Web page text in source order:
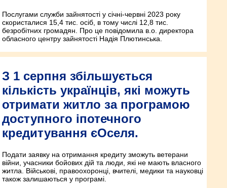
Послугами служби зайнятості у січні-червні 2023 року
скористалися 15,4 тис. осіб, в тому числі 12,8 тис.
безробітних громадян. Про це повідомила в.о. директора
обласного центру зайнятості Надія Плютинська.
З 1 серпня збільшується
кількість українців, які можуть
отримати житло за програмою
доступного іпотечного
кредитування єОселя.
Подати заявку на отримання кредиту зможуть ветерани
війни, учасники бойових дій та люди, які не мають власного
житла. Військові, правоохоронці, вчителі, медики та науковці
також залишаються у програмі.